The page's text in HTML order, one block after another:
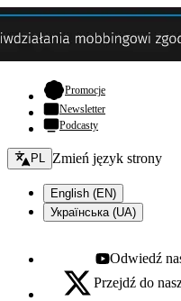
Promocje- otwiera się w
Newsletter
Podcasty
Zmień język - bieżący:
PL Zmień język strony
English (EN)
Українська (UA)
Youtube - otwiera
Odwiedź
X - otwiera się w nowej
Przejdź do